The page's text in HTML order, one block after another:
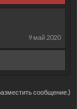
9 май 2020
сообщение.)